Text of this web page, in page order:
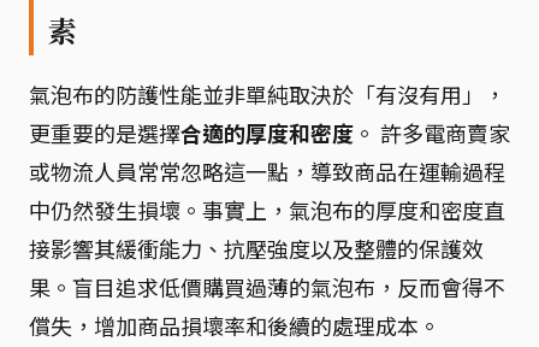
素
氣泡布的防護性能並非單純取決於「有沒有用」，
更重要的是選擇合適的厚度和密度 。 許多電商賣家
或物流人員常常忽略這一點，導致商品在運輸過程
中仍然發生損壞。事實上，氣泡布的厚度和密度直
接影響其緩衝能力、抗壓強度以及整體的保護效
果。盲目追求低價購買過薄的氣泡布，反而會得不
償失，增加商品損壞率和後續的處理成本。